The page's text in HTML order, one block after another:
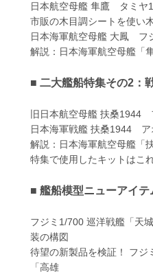
日本航空母艦 隼鷹 タミヤ
市販の木目調シートを使い
日本海軍航空母艦 大鳳 フ
解説：日本海軍航空母艦「
■ 二大艦船特集その2：
旧日本航空母艦 扶桑1944
日本海軍戦艦 扶桑1944 ア
解説：日本海軍航空母艦「
特集で使用したキットはこれ
■ 艦船模型ニューアイテ
フジミ1/700 巡洋戦艦「天
装の構図
待望の新製品を検証！ フジ
「高雄